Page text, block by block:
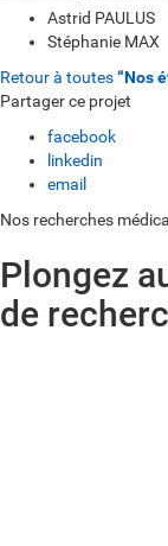
Astrid PAULUS
Stéphanie MAX
Retour à toutes“Nos
Partager ce projet
facebook
linkedin
email
Nos recherches
Plongez
de